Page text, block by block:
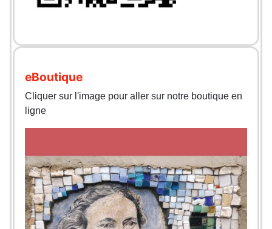
eBoutique
Cliquer sur l'image pour aller sur notre boutique en
ligne